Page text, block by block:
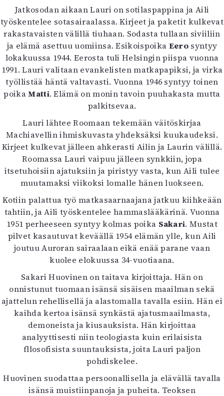
Jatkosodan aikaan Lauri on sotilaspappina ja Aili
työskentelee sotasairaalassa. Kirjeet ja paketit kulkevat
rakastavaisten välillä tiuhaan. Sodasta tullaan siviiliin
ja elämä asettuu uomiinsa. Esikoispoika Eerosyntyy
lokakuussa 1944. Eerosta tuli Helsingin piispa vuonna
1991. Lauri valitaan evankelisten matkapapiksi, ja virka
työllistää häntä valtavasti. Vuonna 1946 syntyy toinen
poikaMatti. Elämä on monin tavoin puuhakasta mutta
palkitsevaa.
Lauri lähtee Roomaan tekemään väitöskirjaa
Machiavellin ihmiskuvasta yhdeksäksi kuukaudeksi.
Kirjeet kulkevat jälleen ahkerasti Ailin ja Laurin välillä.
Roomassa Lauri vaipuu jälleen synkkiin, jopa
itsetuhoisiin ajatuksiin ja piristyy vasta, kun Aili tulee
muutamaksi viikoksi lomalle hänen luokseen.
Kotiin palattua työ matkasaarnaajana jatkuu kiihkeään
tahtiin, ja Aili työskentelee hammaslääkärinä. Vuonna
1951 perheeseen syntyy kolmas poika Sakari. Mustat
pilvet kasautuvat keväällä 1954 elämän ylle, kun Aili
joutuu Auroran sairaalaan eikä enää parane vaan
kuolee elokuussa 34-vuotiaana.
Sakari Huovinen on taitava kirjoittaja. Hän on
onnistunut tuomaan isänsä sisäisen maailman sekä
ajattelun rehellisellä ja alastomalla tavalla esiin. Hän ei
kaihda kertoa isänsä synkästä ajatusmaailmasta,
demoneista ja kiusauksista. Hän kirjoittaa
analyyttisesti niin teologiasta kuin erilaisista
fllosofisista suuntauksista, joita Lauri paljon
pohdiskelee.
Huovinen suodattaa persoonallisella ja elävällä tavalla
isänsä muistiinpanoja ja puheita. Teoksen